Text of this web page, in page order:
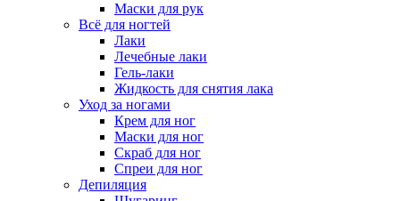
Маски для рук
Всё для ногтей
Лаки
Лечебные лаки
Гель-лаки
Жидкость для снятия лака
Уход за ногами
Крем для ног
Маски для ног
Скраб для ног
Спреи для ног
Депиляция